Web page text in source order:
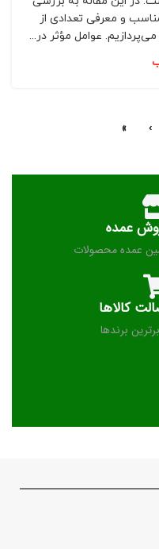
و معرفی تعدادی از
می‌پردازیم. عوامل مؤثر در...
›
»
عمده
عمده محصولات
کالاها
برندها